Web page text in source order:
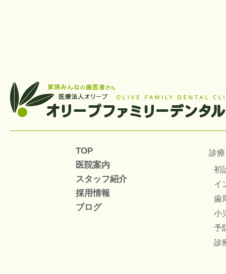
TOP
医院案内
スタッフ紹介
採用情報
ブログ
診
初
イ
歯
小
予
診